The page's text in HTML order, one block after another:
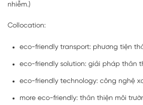
nhiễm.)
Collocation:
eco-friendly transport: phương tiện
eco-friendly solution: giải pháp thân
eco-friendly technology: công nghệ
more eco-friendly: thân thiện môi